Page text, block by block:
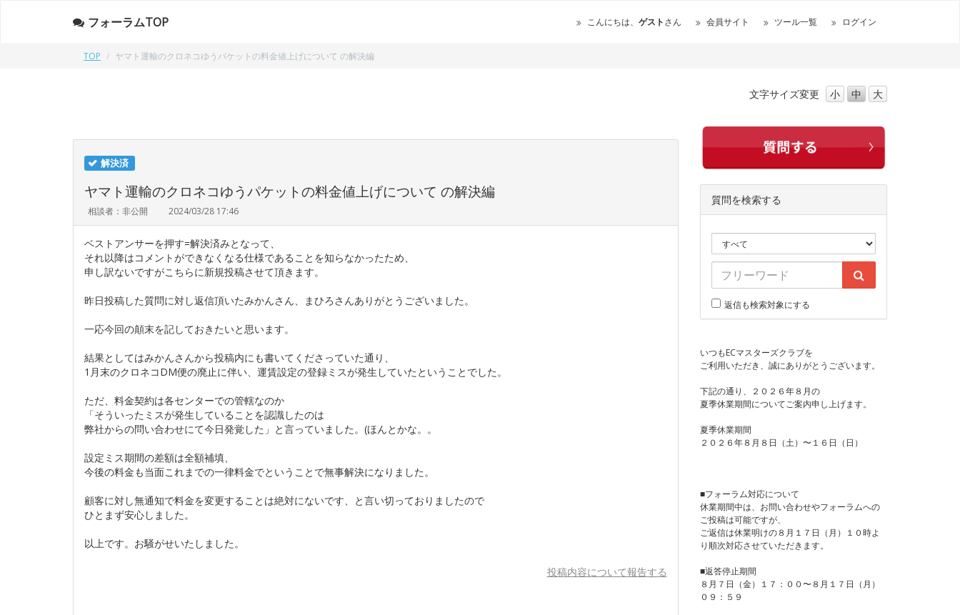
フォーラムTOP こんにちは、 ゲストさん 会員サイト ツール一覧 ログイン
TOP ヤマト運輸のクロネコゆうパケットの料金値上げについて の解決編
文字サイズ変更 小 中 大
解決済
ヤマト運輸のクロネコゆうパケットの料金値上げについて の解決編
相談者：非公開 2024/03/28 17:46
ベストアンサーを押す=解決済みとなって、
それ以降はコメントができなくなる仕様であることを知らなかったため、
申し訳ないですがこちらに新規投稿させて頂きます。
昨日投稿した質問に対し返信頂いたみかんさん、まひろさんありがとうございました。
一応今回の顛末を記しておきたいと思います。
結果としてはみかんさんから投稿内にも書いてくださっていた通り、
1月末のクロネコDM便の廃止に伴い、運賃設定の登録ミスが発生していたということでした。
ただ、料金契約は各センターでの管轄なのか
「そういったミスが発生していることを認識したのは
弊社からの問い合わせにて今日発覚した」と言っていました。(ほんとかな。。
設定ミス期間の差額は全額補填、
今後の料金も当面これまでの一律料金でということで無事解決になりました。
顧客に対し無通知で料金を変更することは絶対にないです、と言い切っておりましたので
ひとまず安心しました。
以上です。お騒がせいたしました。
投稿内容について報告する
質問を検索する
返信も検索対象にする
いつもECマスターズクラブを
ご利用いただき、誠にありがとうございます。
下記の通り、２０２６年８月の
夏季休業期間についてご案内申し上げます。
夏季休業期間
２０２６年８月８日（土）〜１６日（日）
■フォーラム対応について
休業期間中は、お問い合わせやフォーラムへの
ご投稿は可能ですが、
ご返信は休業明けの８月１７日（月）１０時よ
り順次対応させていただきます。
■返答停止期間
８月７日（金）１７：００〜８月１７日（月）
０９：５９